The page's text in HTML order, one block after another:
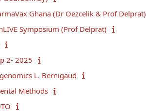
Ghana (Dr Oezcelik & Prof Delprat)
Symposium (Prof Delprat)
2- 2025
L. Bernigaud
Methods